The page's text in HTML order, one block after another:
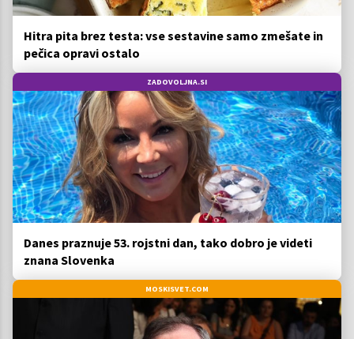
Hitra pita brez testa: vse sestavine samo zmešate in
pečica opravi ostalo
ZADOVOLJNA.SI
Danes praznuje 53. rojstni dan, tako dobro je videti
znana Slovenka
MOSKISVET.COM